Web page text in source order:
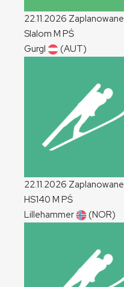
22.11.2026 Zaplanowane
Slalom M PŚ
Gurgl
(AUT)
22.11.2026 Zaplanowane
HS140 M PŚ
Lillehammer
(NOR)